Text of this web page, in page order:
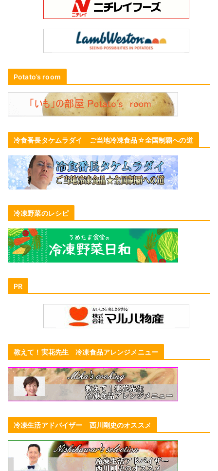
Potato’s room
冷食番長タケムラダイ ご当地冷凍食品☆全国制覇への道
冷凍野菜のレシピ
PR
教えて！実花先生 冷凍食品アレンジメニュー
冷凍生活アドバイザー 西川剛史のオススメ